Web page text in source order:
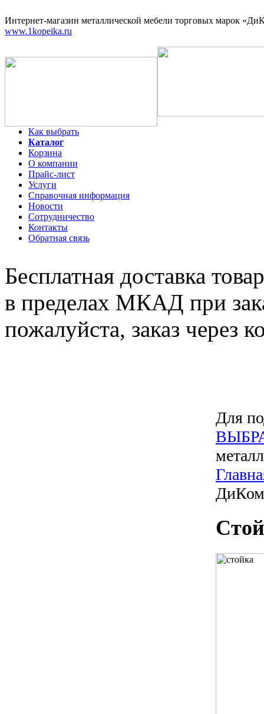
Интернет-магазин металлической мебели торговых марок
www.1kopeika.ru
Как выбрать
Каталог
Корзина
О компании
Прайс-лист
Услуги
Справочная информация
Новости
Сотрудничество
Контакты
Обратная связь
Бесплатная доставка
в пределах МКАД при
пожалуйста, заказ через
Для